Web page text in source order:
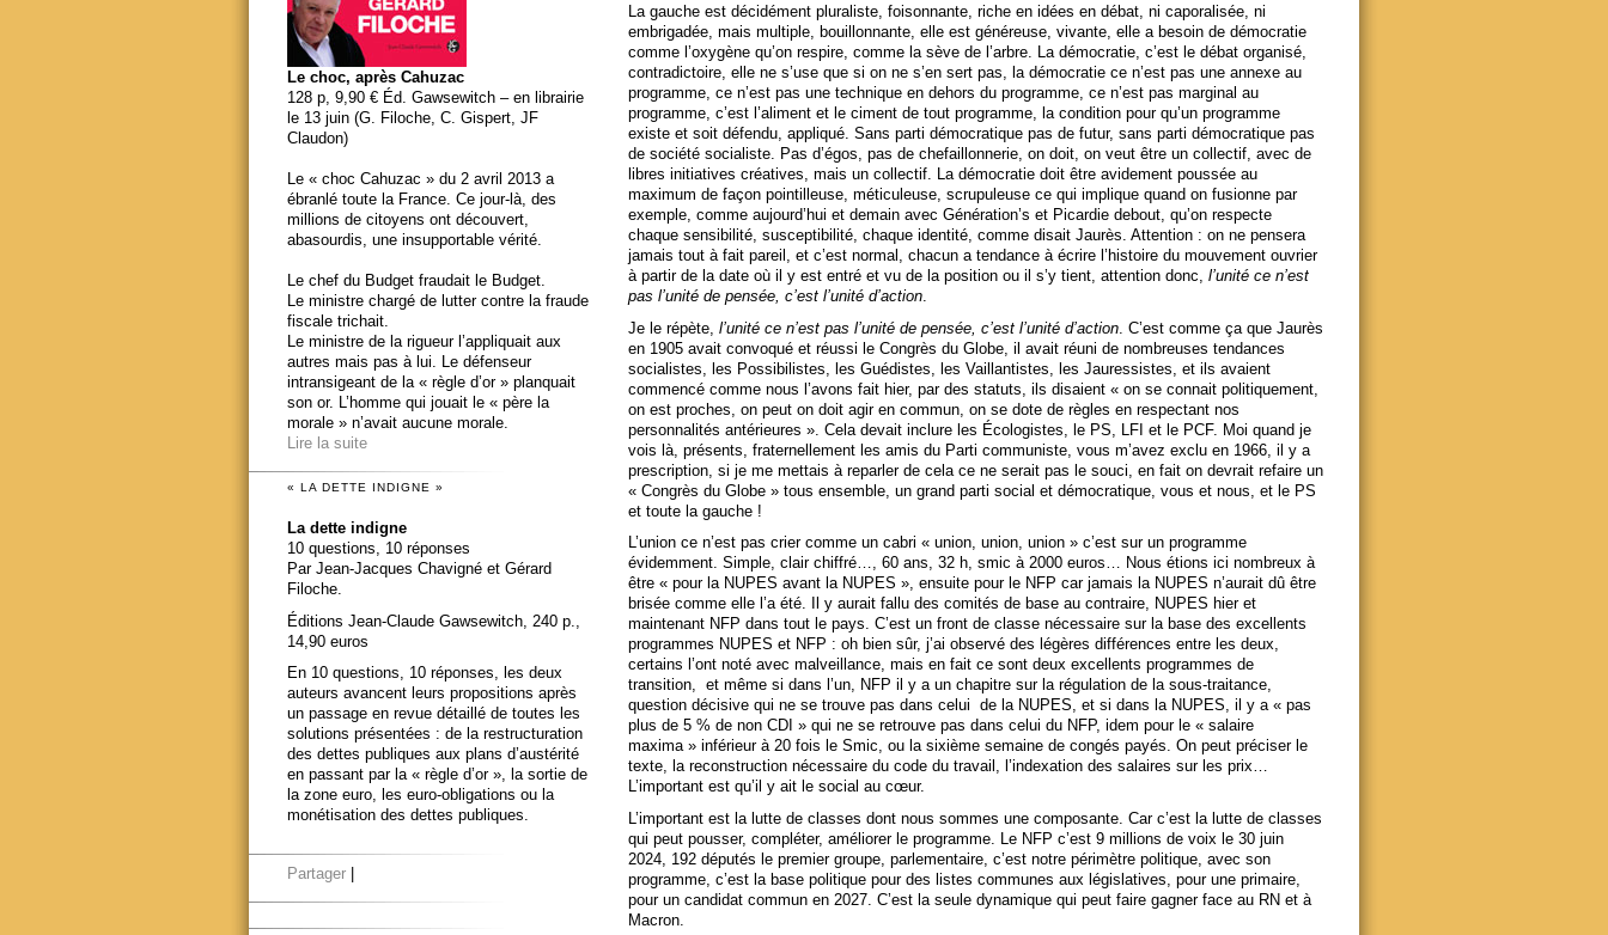
La gauche est décidément pluraliste, foisonnante, riche en idées en débat, ni caporalisée, ni
embrigadée, mais multiple, bouillonnante, elle est généreuse, vivante, elle a besoin de démocratie
comme l’oxygène qu’on respire, comme la sève de l’arbre. La démocratie, c’est le débat organisé,
contradictoire, elle ne s’use que si on ne s’en sert pas, la démocratie ce n’est pas une annexe au
programme, ce n’est pas une technique en dehors du programme, ce n’est pas marginal au
programme, c’est l’aliment et le ciment de tout programme, la condition pour qu’un programme
existe et soit défendu, appliqué. Sans parti démocratique pas de futur, sans parti démocratique pas
de société socialiste. Pas d’égos, pas de chefaillonnerie, on doit, on veut être un collectif, avec de
libres initiatives créatives, mais un collectif. La démocratie doit être avidement poussée au
maximum de façon pointilleuse, méticuleuse, scrupuleuse ce qui implique quand on fusionne par
exemple, comme aujourd’hui et demain avec Génération’s et Picardie debout, qu’on respecte
chaque sensibilité, susceptibilité, chaque identité, comme disait Jaurès. Attention : on ne pensera
jamais tout à fait pareil, et c’est normal, chacun a tendance à écrire l’histoire du mouvement ouvrier
à partir de la date où il y est entré et vu de la position ou il s’y tient, attention donc, l’unité ce n’est
pas l’unité de pensée, c’est l’unité d’action.
Je le répète, l’unité ce n’est pas l’unité de pensée, c’est l’unité d’action. C’est comme ça que Jaurès
en 1905 avait convoqué et réussi le Congrès du Globe, il avait réuni de nombreuses tendances
socialistes, les Possibilistes, les Guédistes, les Vaillantistes, les Jauressistes, et ils avaient
commencé comme nous l’avons fait hier, par des statuts, ils disaient « on se connait politiquement,
on est proches, on peut on doit agir en commun, on se dote de règles en respectant nos
personnalités antérieures ». Cela devait inclure les Écologistes, le PS, LFI et le PCF. Moi quand je
vois là, présents, fraternellement les amis du Parti communiste, vous m’avez exclu en 1966, il y a
prescription, si je me mettais à reparler de cela ce ne serait pas le souci, en fait on devrait refaire un
« Congrès du Globe » tous ensemble, un grand parti social et démocratique, vous et nous, et le PS
et toute la gauche !
L’union ce n’est pas crier comme un cabri « union, union, union » c’est sur un programme
évidemment. Simple, clair chiffré…, 60 ans, 32 h, smic à 2000 euros… Nous étions ici nombreux à
être « pour la NUPES avant la NUPES », ensuite pour le NFP car jamais la NUPES n’aurait dû être
brisée comme elle l’a été. Il y aurait fallu des comités de base au contraire, NUPES hier et
maintenant NFP dans tout le pays. C’est un front de classe nécessaire sur la base des excellents
programmes NUPES et NFP : oh bien sûr, j’ai observé des légères différences entre les deux,
certains l’ont noté avec malveillance, mais en fait ce sont deux excellents programmes de
transition, et même si dans l’un, NFP il y a un chapitre sur la régulation de la sous-traitance,
question décisive qui ne se trouve pas dans celui de la NUPES, et si dans la NUPES, il y a « pas
plus de 5 % de non CDI » qui ne se retrouve pas dans celui du NFP, idem pour le « salaire
maxima » inférieur à 20 fois le Smic, ou la sixième semaine de congés payés. On peut préciser le
texte, la reconstruction nécessaire du code du travail, l’indexation des salaires sur les prix…
L’important est qu’il y ait le social au cœur.
L’important est la lutte de classes dont nous sommes une composante. Car c’est la lutte de classes
qui peut pousser, compléter, améliorer le programme. Le NFP c’est 9 millions de voix le 30 juin
2024, 192 députés le premier groupe, parlementaire, c’est notre périmètre politique, avec son
programme, c’est la base politique pour des listes communes aux législatives, pour une primaire,
pour un candidat commun en 2027. C’est la seule dynamique qui peut faire gagner face au RN et à
Macron.
Le choc, après Cahuzac
128 p, 9,90 € Éd. Gawsewitch – en librairie
le 13 juin (G. Filoche, C. Gispert, JF
Claudon)
Le « choc Cahuzac » du 2 avril 2013 a
ébranlé toute la France. Ce jour-là, des
millions de citoyens ont découvert,
abasourdis, une insupportable vérité.
Le chef du Budget fraudait le Budget.
Le ministre chargé de lutter contre la fraude
fiscale trichait.
Le ministre de la rigueur l’appliquait aux
autres mais pas à lui. Le défenseur
intransigeant de la « règle d’or » planquait
son or. L’homme qui jouait le « père la
morale » n’avait aucune morale.
Lire la suite
« LA DETTE INDIGNE »
La dette indigne
10 questions, 10 réponses
Par Jean-Jacques Chavigné et Gérard
Filoche.
Éditions Jean-Claude Gawsewitch, 240 p.,
14,90 euros
En 10 questions, 10 réponses, les deux
auteurs avancent leurs propositions après
un passage en revue détaillé de toutes les
solutions présentées : de la restructuration
des dettes publiques aux plans d’austérité
en passant par la « règle d’or », la sortie de
la zone euro, les euro-obligations ou la
monétisation des dettes publiques.
Partager